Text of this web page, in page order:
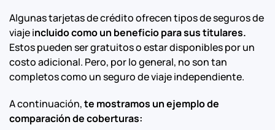
Algunas tarjetas de crédito ofrecen tipos de seguros de
viaje incluido como un beneficio para sus titulares.
Estos pueden ser gratuitos o estar disponibles por un
costo adicional. Pero, por lo general, no son tan
completos como un seguro de viaje independiente.
A continuación,te mostramos un ejemplo de
comparación de coberturas: